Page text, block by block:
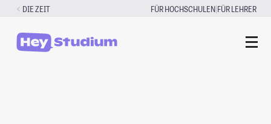
Zum
springen
DIE ZEIT FÜR HOCHSCHULEN|FÜR LEHRER